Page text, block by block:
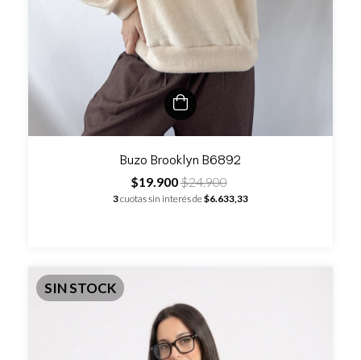
Buzo Brooklyn B6892
$19.900$24.900
3cuotas sin interés de$6.633,33
SIN STOCK